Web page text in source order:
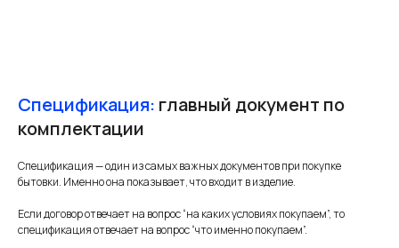
Спецификация: главный документ по
комплектации
Спецификация — один из самых важных документов при покупке
бытовки. Именно она показывает, что входит в изделие.
Если договор отвечает на вопрос “на каких условиях покупаем”, то
спецификация отвечает на вопрос “что именно покупаем”.